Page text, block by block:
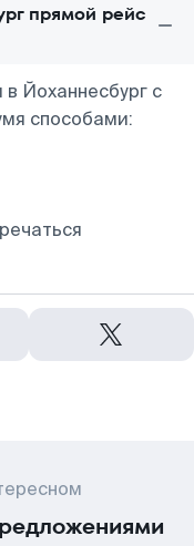
прямой рейс
Йоханнесбург с
способами: